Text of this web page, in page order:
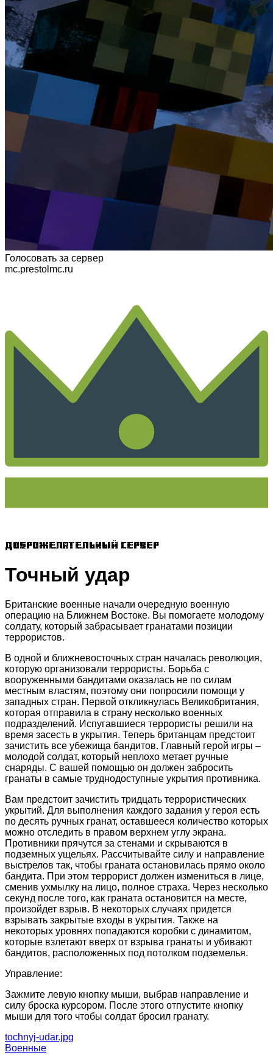
Голосовать за сервер
mc.prestolmc.ru
Доброжелательный сервер
Точный удар
Британские военные начали очередную военную
операцию на Ближнем Востоке. Вы помогаете молодому
солдату, который забрасывает гранатами позиции
террористов.
В одной и ближневосточных стран началась революция,
которую организовали террористы. Борьба с
вооруженными бандитами оказалась не по силам
местным властям, поэтому они попросили помощи у
западных стран. Первой откликнулась Великобритания,
которая отправила в страну несколько военных
подразделений. Испугавшиеся террористы решили на
время засесть в укрытия. Теперь британцам предстоит
зачистить все убежища бандитов. Главный герой игры –
молодой солдат, который неплохо метает ручные
снаряды. С вашей помощью он должен забросить
гранаты в самые труднодоступные укрытия противника.
Вам предстоит зачистить тридцать террористических
укрытий. Для выполнения каждого задания у героя есть
по десять ручных гранат, оставшееся количество которых
можно отследить в правом верхнем углу экрана.
Противники прячутся за стенами и скрываются в
подземных ущельях. Рассчитывайте силу и направление
выстрелов так, чтобы граната остановилась прямо около
бандита. При этом террорист должен измениться в лице,
сменив ухмылку на лицо, полное страха. Через несколько
секунд после того, как граната остановится на месте,
произойдет взрыв. В некоторых случаях придется
взрывать закрытые входы в укрытия. Также на
некоторых уровнях попадаются коробки с динамитом,
которые взлетают вверх от взрыва гранаты и убивают
бандитов, расположенных под потолком подземелья.
Управление:
Зажмите левую кнопку мыши, выбрав направление и
силу броска курсором. После этого отпустите кнопку
мыши для того чтобы солдат бросил гранату.
tochnyj-udar.jpg
Военные